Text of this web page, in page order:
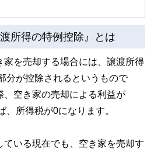
手続きについて分かりやすく解説します。
所得の特例控除』とは
家を売却する場合には、譲渡所得
分が控除されるというもので
、空き家の売却による利益が
、所得税が0になります。
いる現在でも、空き家を売却す